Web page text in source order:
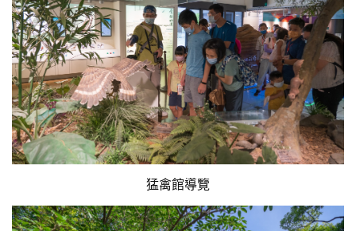
猛禽館導覽